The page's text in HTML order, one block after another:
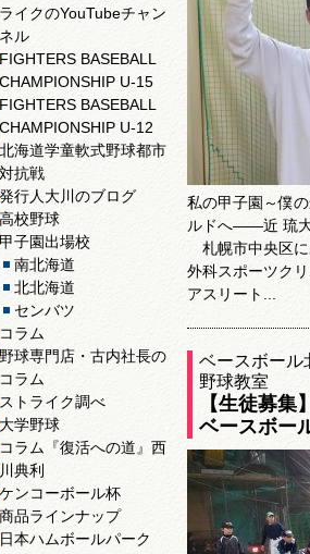
ライクのYouTubeチャン
ネル
FIGHTERS BASEBALL
CHAMPIONSHIP U-15
FIGHTERS BASEBALL
CHAMPIONSHIP U-12
北海道学童軟式野球都市
対抗戦
発行人大川のブログ
高校野球
甲子園出場校
南北海道
北北海道
センバツ
コラム
野球専門店・古内社長の
コラム
ストライク調べ
大学野球
コラム『復活への道』西
川典利
ケンコーボール杯
商品ラインナップ
日本ハムボールパーク
私の甲子園～僕
ルドへ――近 琉
札幌市中央区に
外科スポーツク
アスリート...
ベースボール
野球教室
【生徒募集
ベースボー